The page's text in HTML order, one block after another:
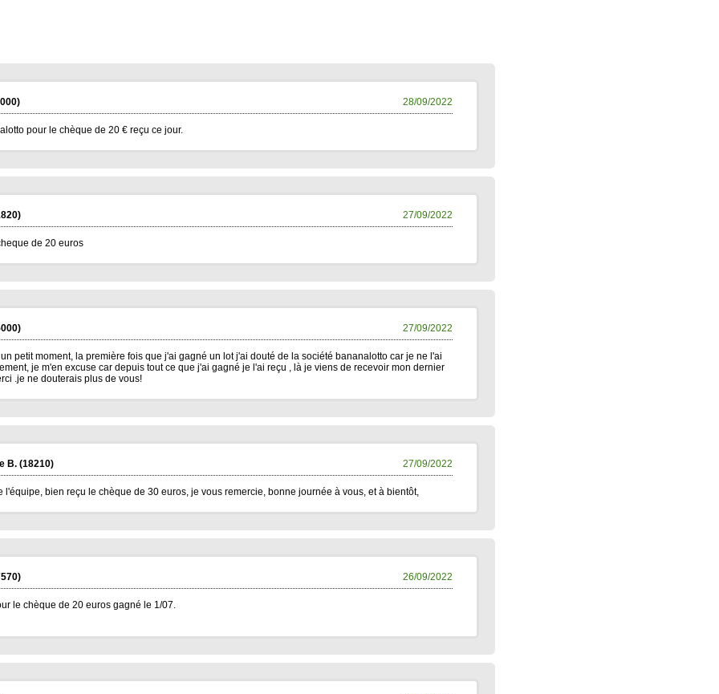
28/09/2022
pour le chèque de 20 € reçu ce jour.
27/09/2022
de 20 euros
27/09/2022
petit moment, la première fois que j'ai gagné un lot j'ai douté de la société bananalotto car je ne l'ai
je m'en excuse car depuis tout ce que j'ai gagné je l'ai reçu , là je viens de recevoir mon dernier
.je ne douterais plus de vous!
27/09/2022
B.(18210)
l'équipe, bien reçu le chèque de 30 euros, je vous remercie, bonne journée à vous, et à bientôt,
26/09/2022
le chèque de 20 euros gagné le 1/07.